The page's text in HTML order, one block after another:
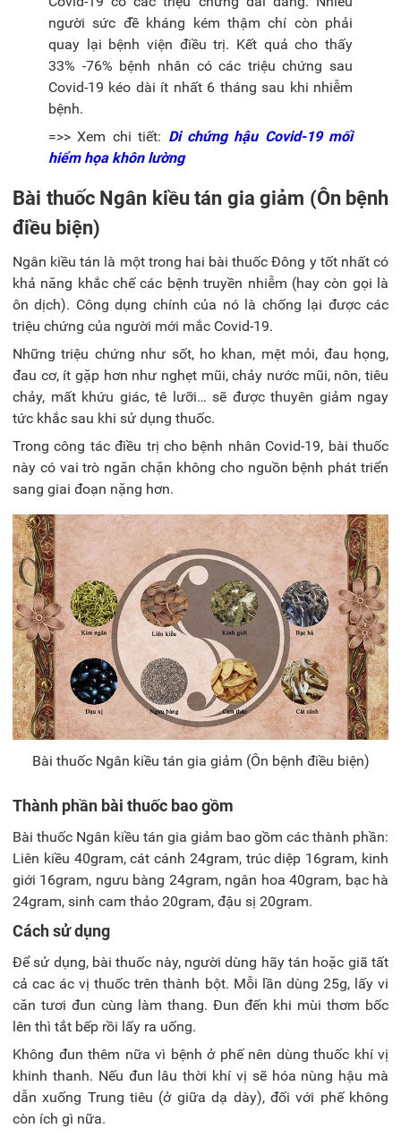
người sức đề kháng kém thậm chí còn phải
quay lại bệnh viện điều trị. Kết quả cho thấy
33% -76% bệnh nhân có các triệu chứng sau
Covid-19 kéo dài ít nhất 6 tháng sau khi nhiễm
bệnh.
=>> Xem chi tiết: Di chứng hậu Covid-19 mối
hiểm họa khôn lường
Bài thuốc Ngân kiều tán gia giảm (Ôn bệnh
điều biện)
Ngân kiều tán là một trong hai bài thuốc Đông y tốt nhất có
khả năng khắc chế các bệnh truyền nhiễm (hay còn gọi là
ôn dịch). Công dụng chính của nó là chống lại được các
triệu chứng của người mới mắc Covid-19.
Những triệu chứng như sốt, ho khan, mệt mỏi, đau họng,
đau cơ, ít gặp hơn như nghẹt mũi, chảy nước mũi, nôn, tiêu
chảy, mất khứu giác, tê lưỡi… sẽ được thuyên giảm ngay
tức khắc sau khi sử dụng thuốc.
Trong công tác điều trị cho bệnh nhân Covid-19, bài thuốc
này có vai trò ngăn chặn không cho nguồn bệnh phát triển
sang giai đoạn nặng hơn.
Bài thuốc Ngân kiều tán gia giảm (Ôn bệnh điều biện)
Thành phần bài thuốc bao gồm
Bài thuốc Ngân kiều tán gia giảm bao gồm các thành phần:
Liên kiều 40gram, cát cánh 24gram, trúc diệp 16gram, kinh
giới 16gram, ngưu bàng 24gram, ngân hoa 40gram, bạc hà
24gram, sinh cam thảo 20gram, đậu sị 20gram.
Cách sử dụng
Để sử dụng, bài thuốc này, người dùng hãy tán hoặc giã tất
cả cac ác vị thuốc trên thành bột. Mỗi lần dùng 25g, lấy vi
căn tươi đun cùng làm thang. Đun đến khi mùi thơm bốc
lên thì tắt bếp rồi lấy ra uống.
Không đun thêm nữa vì bệnh ở phế nên dùng thuốc khí vị
khinh thanh. Nếu đun lâu thời khí vị sẽ hóa nùng hậu mà
dẫn xuống Trung tiêu (ở giữa dạ dày), đối với phế không
còn ích gì nữa.